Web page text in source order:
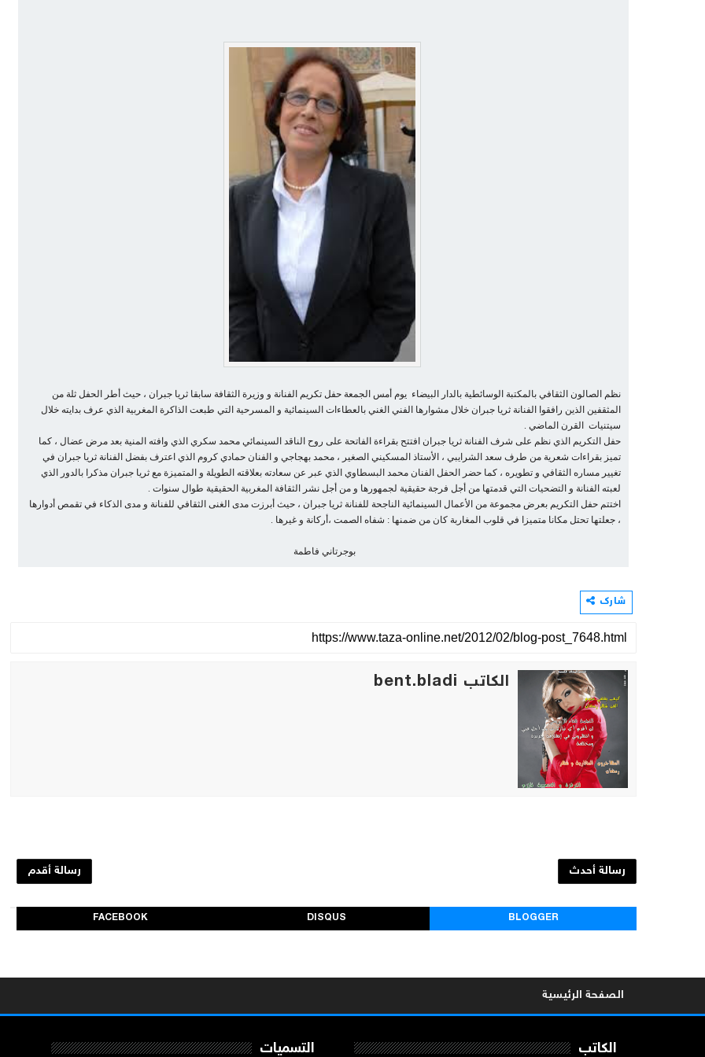
نظم الصالون الثقافي بالمكتبة الوسائطية بالدار البيضاء يوم أمس الجمعة حفل تكريم الفنانة و وزيرة الثقافة سابقا ثريا جبران ، حيث أطر الحفل ثلة من
المثقفين الذين رافقوا الفنانة ثريا جبران خلال مشوارها الفني الغني بالعطاءات السينمائية و المسرحية التي طبعت الذاكرة المغربية الذي عرف بدايته خلال
سيتنيات القرن الماضي .
حفل التكريم الذي نظم على شرف الفنانة ثريا جبران افتتح بقراءة الفاتحة على روح الناقد السينمائي محمد سكري الذي وافته المنية بعد مرض عضال ، كما
تميز بقراءات شعرية من طرف سعد الشرايبي ، الأستاذ المسكيني الصغير ، محمد بهجاجي و الفنان حمادي كروم الذي اعترف بفضل الفنانة ثريا جبران في
تغيير مساره الثقافي و تطويره ، كما حضر الحفل الفنان محمد البسطاوي الذي عبر عن سعادته بعلاقته الطويلة و المتميزة مع ثريا جبران مذكرا بالدور الذي
لعبته الفنانة و التضحيات التي قدمتها من أجل فرجة حقيقية لجمهورها و من أجل نشر الثقافة المغربية الحقيقية طوال سنوات .
اختتم حفل التكريم بعرض مجموعة من الأعمال السينمائية الناجحة للفنانة ثريا جبران ، حيث أبرزت مدى الغنى الثقافي للفنانة و مدى الذكاء في تقمص أدوارها
، جعلتها تحتل مكانا متميزا في قلوب المغاربة كان من ضمنها : شفاه الصمت ،أركانة و غيرها .
بوجرتاني فاطمة
شارك
الكاتب bent.bladi
رسالة أحدث رسالة أقدم
BLOGGER
DISQUS
FACEBOOK
الصفحة الرئيسية
الكاتب التسميات